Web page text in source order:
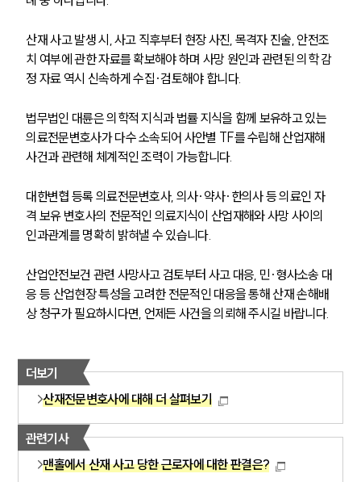
산재 사고 발생 시, 사고 직후부터 현장 사진, 목격자 진술, 안전조
치 여부에 관한 자료를 확보해야 하며 사망 원인과 관련된 의학 감
정 자료 역시 신속하게 수집·검토해야 합니다.
법무법인 대륜은 의학적 지식과 법률 지식을 함께 보유하고 있는
의료전문변호사가 다수 소속되어 사안별 TF를 수립해 산업재해
사건과 관련해 체계적인 조력이 가능합니다.
대한변협 등록 의료전문변호사, 의사·약사·한의사 등 의료인 자
격 보유 변호사의 전문적인 의료지식이 산업재해와 사망 사이의
인과관계를 명확히 밝혀낼 수 있습니다.
산업안전보건 관련 사망사고 검토부터 사고 대응, 민·형사소송 대
응 등 산업현장 특성을 고려한 전문적인 대응을 통해 산재 손해배
상 청구가 필요하시다면, 언제든 사건을 의뢰해 주시길 바랍니다.
더보기
산재전문변호사에 대해 더 살펴보기
관련기사
맨홀에서 산재 사고 당한 근로자에 대한 판결은?